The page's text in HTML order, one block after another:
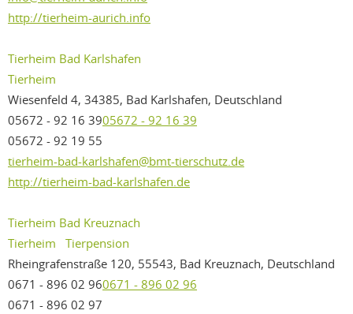
http://tierheim-aurich.info
Tierheim Bad Karlshafen
Tierheim
Wiesenfeld 4, 34385, Bad Karlshafen, Deutschland
05672 - 92 16 3905672 - 92 16 39
05672 - 92 19 55
tierheim-bad-karlshafen@bmt-tierschutz.de
http://tierheim-bad-karlshafen.de
Tierheim Bad Kreuznach
Tierheim
Tierpension
Rheingrafenstraße 120, 55543, Bad Kreuznach, Deutschland
0671 - 896 02 960671 - 896 02 96
0671 - 896 02 97